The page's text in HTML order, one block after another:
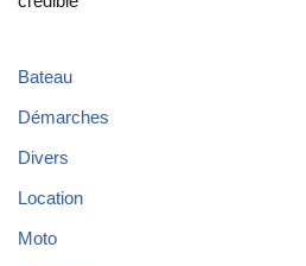
Bateau
Démarches
Divers
Location
Moto